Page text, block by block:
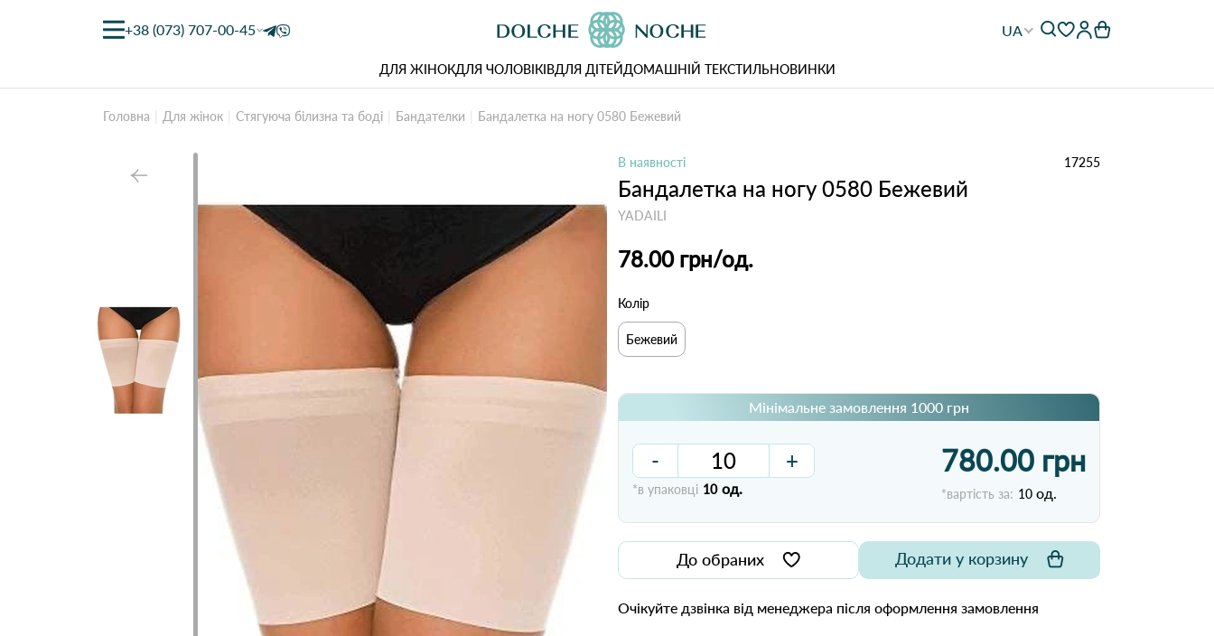
+38 (073) 707-00-45 UA
ДЛЯ ЖІНОКДЛЯ ЧОЛОВІКІВДЛЯ ДІТЕЙДОМАШНІЙ ТЕКСТИЛЬНОВИНКИ
Головна Для жінок Стягуюча білизна та боді Бандателки Бандалетка на ногу 0580 Бежевий
В наявності 17255
Бандалетка на ногу 0580 Бежевий
YADAILI
78.00 грн/од.
Колір
Бежевий
Мінімальне замовлення 1000 грн
- +
*в упаковці 10 од.
780.00 грн
*вартість за: 10 од.
До обраних Додати у корзину
Очікуйте дзвінка від менеджера після оформлення замовлення